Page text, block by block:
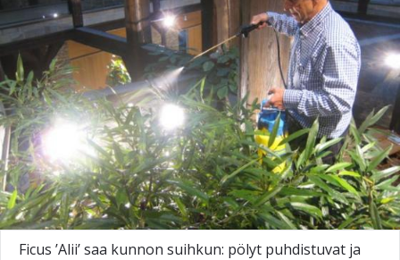
Ficus ’Alii’ saa kunnon suihkun: pölyt puhdistuvat ja